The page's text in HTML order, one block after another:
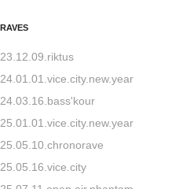
RAVES
23.12.09.riktus
24.01.01.vice.city.new.year
24.03.16.bass'kour
25.01.01.vice.city.new.year
25.05.10.chronorave
25.05.16.vice.city